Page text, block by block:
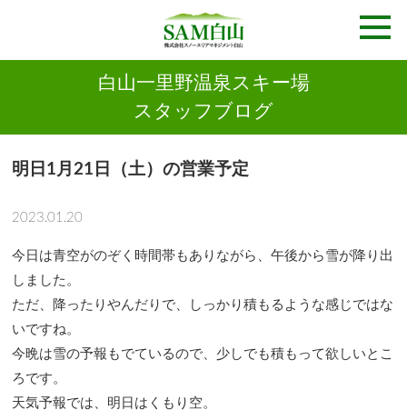
白山一里野温泉スキー場
スタッフブログ
明日1月21日（土）の営業予定
2023.01.20
今日は青空がのぞく時間帯もありながら、午後から雪が降り出
しました。
ただ、降ったりやんだりで、しっかり積もるような感じではな
いですね。
今晩は雪の予報もでているので、少しでも積もって欲しいとこ
ろです。
天気予報では、明日はくもり空。